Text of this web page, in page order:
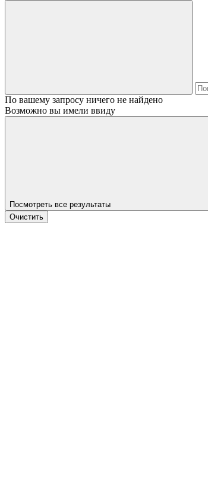
По вашему запросу ничего не найдено
Возможно вы имели ввиду
Посмотреть все результаты
Очистить